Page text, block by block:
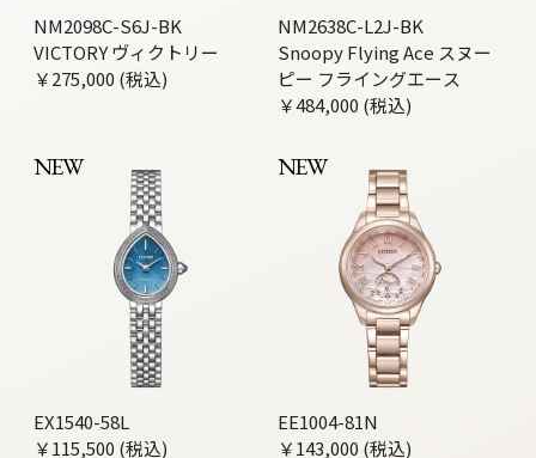
NM2098C-S6J-BK
VICTORY ヴィクトリー
￥275,000 (税込)
NM2638C-L2J-BK
Snoopy Flying Ace スヌー
ピー フライングエース
￥484,000 (税込)
NEW
EX1540-58L
￥115,500 (税込)
NEW
EE1004-81N
￥143,000 (税込)